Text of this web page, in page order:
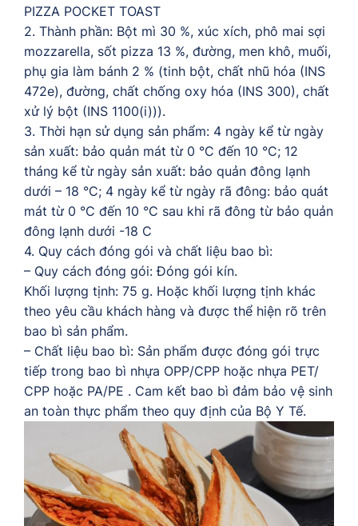
PIZZA POCKET TOAST
2. Thành phần: Bột mì 30 %, xúc xích, phô mai sợi
mozzarella, sốt pizza 13 %, đường, men khô, muối,
phụ gia làm bánh 2 % (tinh bột, chất nhũ hóa (INS
472e), đường, chất chống oxy hóa (INS 300), chất
xử lý bột (INS 1100(i))).
3. Thời hạn sử dụng sản phẩm: 4 ngày kể từ ngày
sản xuất: bảo quản mát từ 0 °C đến 10 °C; 12
tháng kể từ ngày sản xuất: bảo quản đông lạnh
dưới – 18 °C; 4 ngày kể từ ngày rã đông: bảo quát
mát từ 0 °C đến 10 °C sau khi rã đông từ bảo quản
đông lạnh dưới -18 C
4. Quy cách đóng gói và chất liệu bao bì:
– Quy cách đóng gói: Đóng gói kín.
Khối lượng tịnh: 75 g. Hoặc khối lượng tịnh khác
theo yêu cầu khách hàng và được thể hiện rõ trên
bao bì sản phẩm.
– Chất liệu bao bì: Sản phẩm được đóng gói trực
tiếp trong bao bì nhựa OPP/CPP hoặc nhựa PET/
CPP hoặc PA/PE . Cam kết bao bì đảm bảo vệ sinh
an toàn thực phẩm theo quy định của Bộ Y Tế.